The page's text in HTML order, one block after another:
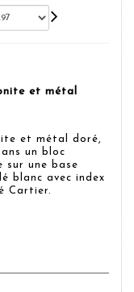
et métal
et métal doré,
un bloc
sur une base
blanc avec index
Cartier.